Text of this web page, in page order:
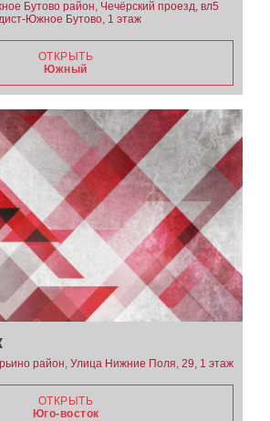
Бутово район, Чечёрский проезд, вл5
Южное Бутово, 1 этаж
ОТКРЫТЬ
Южный
район, Улица Нижние Поля, 29, 1 этаж
ОТКРЫТЬ
Юго-восток